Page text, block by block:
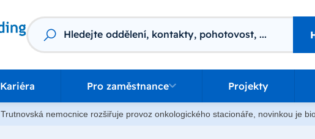
Vyhledávání
Kariéra Pro zaměstnance Projekty
Trutnovská nemocnice rozšiřuje provoz onkologického stacionáře, novinkou je